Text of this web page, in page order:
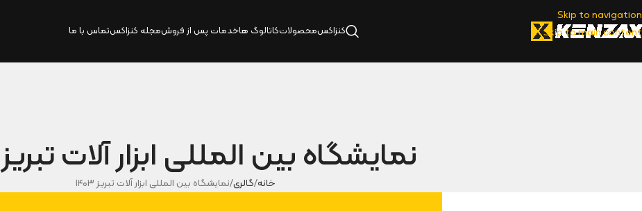
Skip to navigation
Skip to main content
کنزاکسمحصولاتکاتالوگ‌ هاخدمات پس از فروشمجله کنزاکستماس با ما
نمایشگاه بین المللی ابزار آلات تبریز ۱۴۰۳
خانه گالری نمایشگاه بین المللی ابزار آلات تبریز ۱۴۰۳